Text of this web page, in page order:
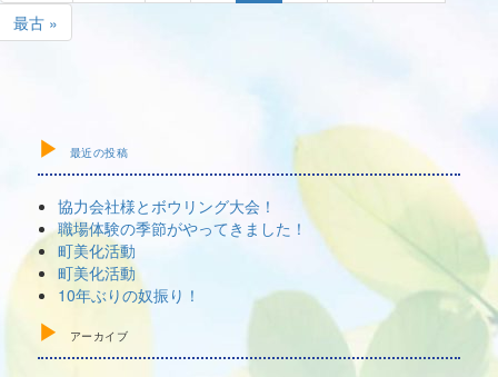
最古 »
最近の投稿
協力会社様とボウリング大会！
職場体験の季節がやってきました！
町美化活動
町美化活動
10年ぶりの奴振り！
アーカイブ